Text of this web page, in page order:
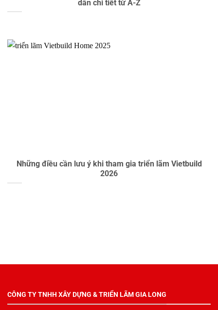
dẫn chi tiết từ A-Z
Những điều cần lưu ý khi tham gia triển lãm Vietbuild
2026
CÔNG TY TNHH XÂY DỰNG & TRIỂN LÃM GIA LONG